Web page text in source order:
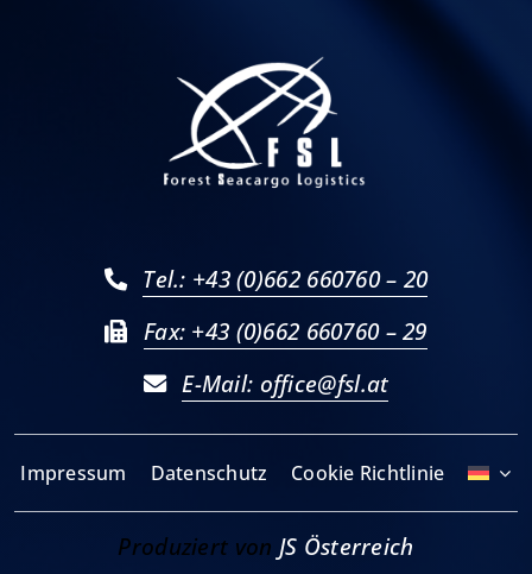
Tel.: +43 (0)662 660760 – 20
Fax: +43 (0)662 660760 – 29
E-Mail: office@fsl.at
Impressum Datenschutz Cookie Richtlinie
Produziert von JS Österreich